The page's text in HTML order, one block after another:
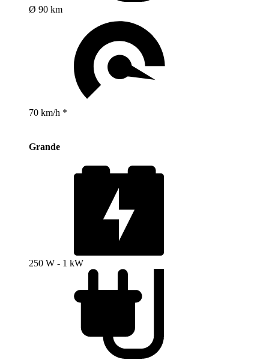
Ø 90 km
70 km/h *
Grande
250 W - 1 kW